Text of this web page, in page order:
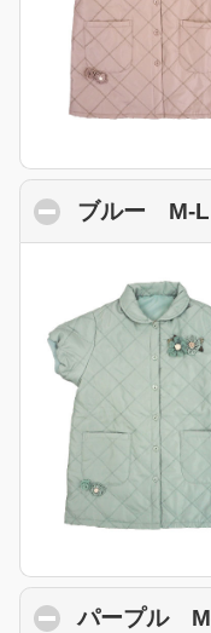
ブルー M-
パープル